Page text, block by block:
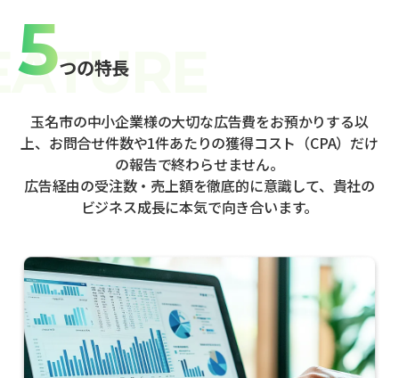
5つの特長
玉名市の中小企業様の大切な広告費をお預かりする以
上、お問合せ件数や1件あたりの獲得コスト（CPA）だけ
の報告で終わらせません。
広告経由の受注数・売上額を徹底的に意識して、貴社の
ビジネス成長に本気で向き合います。